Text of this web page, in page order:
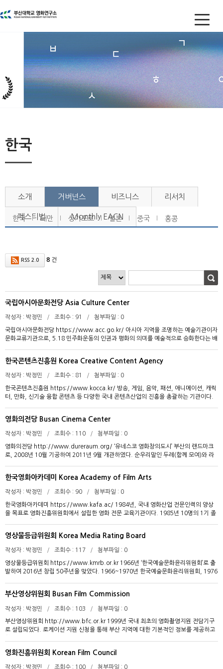
한국
소개 거버넌스
한국 대만 싱가포르 일본 중국 홍콩
비즈니스 리서치
페스티벌 Monthly EACN
RSS 2.0 8건
국립아시아문화전당 Asia Culture Center
작성자 박정민 조회수 91 첨부파일 0
국립아시아문화전당 https://www.acc.go.kr/ 아시아 지역을 조명하는 예술기관이자
문화교류기관으로, 5.18 민주화운동의 인권과 평화의 의미를 예술적으로 승화한다는 배
할은 아시아를 비롯, 전 세계 참여자들이 연구와 창작, 제작이라는 세 단계를 자유롭게
수행하는 통합 플랫폼으로서 기능하는 것이다. 민주평화교류원, 문화정보원, 문화창조
한 프로그램을 운영 중이다. 국립아시아문화전당은 아시아 문화에 대한 심층 연구, 아시
아 문화를 통한 새로운 창작소재 발굴 등을 수행하며 전 세계 예술가, 연구자, 엔지니어
창제작센터 활동은 아시아 문화와 예술의 융성, 아시아 각국의 상호 이해 등을 도모하는
국제교류 방식을 기반으로 한다. 이는 레지던시 프로그램인 ‘ACC-R’을 통해 구체화되어
새로운 결과물의 도출, 인적 교류, 국립아시아문화전당에서의 전시 및 공연, 전 세계적
상으로 하는 문화예술교육 프로그램도 활발히 진행 중이며 교육 프로그램은 아시아문화
예술체험, 아시아 특화교육, 인문강좌, 전시연계 교육 등 다양한 주제로 구성되어 있다.
아시아문화박물관아카이브는 아시아의 문화 다양성 발굴, 가치 확산을 위해 아시아 문화
관련 자료를 수집하고 아시아 문화를 연구하는 곳이다. 국립아시아문화전당이 기획·발굴
한 전문주제 자료와 기증 자료, 국립아시아문화전당의 활동기록 자료, 소장 도서와 연구
자료, 아시아 국가별 자료 등을 접할 수 있다.
한국콘텐츠진흥원 Korea Creative Content Agency
작성자 박정민 조회수 81 첨부파일 0
한국콘텐츠진흥원 https://www.kocca.kr/ 방송, 게임, 음악, 패션, 애니메이션, 캐릭
터, 만화, 신기술 융합 콘텐츠 등 다양한 국내 콘텐츠산업의 진흥을 총괄하는 기관이다.
국소프트웨어진흥원디지털콘텐츠사업단)을 통합하여 설립되었다. 현재 나주에 본원을
두고 있으며 글로벌게임허브센터(판교), DMS방송제작센터(상암), 스튜디오큐브(대전),
국, 일본, 인도네시아, 베트남 등 해외 여러 국가에서 국내 콘텐츠 기업의 현지 시장 개척
을 지원하는 해외비즈니스센터를 운영 중이다. 콘텐츠산업의 진흥을 목표로 콘텐츠기업
한다. 이를 위해 한국콘텐츠진흥원에서는 기업 맞춤형 제작지원, 기술기반 신산업분야
지원, 기관 경영·사업구조 혁신, K-콘텐츠 글로벌 진출지원, 융복합 미래인재 양성, 윤리·
인권경영 내재화, 스타트업 단계별 성장지원, 지역 주도 산업 생태계 조성, 안전·환경 수
는 12개의 전략과제를 수립하였다. 주요 지원사업으로는 문화기술연구개발, 메타버스
콘텐츠 IP 구축 연구개발, 저작권 보호 및 이용활성화 기술개발, 소프트웨어 저작권 연구
개발, 만화 해외 플랫폼 구축 및 운영 지원, 이야기 창작발전소, 방송영상콘텐츠 기획안
공모, 방송영상 콘텐츠 제작지원, OTT특화 콘텐츠 제작지원, 국산 애니메이션 제작지원
등이 있다.
영화의전당 Busan Cinema Center
작성자 박정민 조회수 110 첨부파일 0
영화의전당 http://www.dureraum.org/ ‘유네스코 영화창의도시’ 부산의 랜드마크
로, 2008년 10월 기공하여 2011년 9월 개관하였다. 순우리말인 두레(함께 모여)와 라
크를 영화상영관으로 등록하였다. 영화의전당 시설은 하늘연극장, 중극장, 소극장, 시네
마테크와 같이 공연장과 영화관 등이 위치한 ‘시네마운틴’, 영화도서관이 있는 ‘더블콘’,
에는 시민들이 자유롭게 오갈 수 있는 야외광장이 있으며, 야외광장과 야외극장은 영화
상영과 공연 및 행사를 진행하는 곳으로 매년 부산국제영화제의 개·폐막식이 개최되는
시민참여 확대, 고객·구성원 만족 경영을 추진목표로 대중영화 및 독립·예술영화를 비롯
한 다채로운 영화 상영의 플랫폼으로 기능한다. 뮤지컬, 연극, 음악회, 사진전과 같이 다
양한 공연·전시·행사를 개최하는 예술과의 만남의 장이기도 하다. 또한 영화·예술아카데
하고 있다. 영화도서관에서는 시네마테크부산의 역대 기획전 관련 자료, 부산국제영화제
역대 출품작 자료, 한국영상자료원 부산분원 자료 등 귀중한 영상자료와 문헌자료를 열
람할 수 있다.
한국영화아카데미 Korea Academy of Film Arts
작성자 박정민 조회수 90 첨부파일 0
한국영화아카데미 https://www.kafa.ac/ 1984년, 국내 영화산업 전문인력의 양상
을 목표로 영화진흥위원회에서 설립한 영화 전문 교육기관이다. 1985년 10명의 1기 졸
으로 제작 중심의 교육을 진행한다. 교육과정은 연출 전공, 촬영 전공, 애니메이션 전공,
프로듀싱 전공을 포함하는 정규과정, 사전제작과정, 극영화 제작과정과 애니메이션 제작
국내 영화인들에게 시장 가능성이 높은 외국 영화 시장을 소개하고, 다양한 국가 소속 영
화인들과의 교류 기회를 제공하면서 해외 시장으로의 진출 및 국가간 협업을 도모한다.
의 역량을 강화하는 교육프로그램을 운영하고 있다. KAFA+ 영화인교육프로그램에서는
예비 영화인 육성을 위한 신규 인력 육성 교육 프로그램, 산업 동향 교육 프로그램, 타 직
무에 대한 이해와 직무 전문성을 높이는 직무별 교육 프로그램, 실무 중심 역량 강화를 도
한다. 한국영화아카데미 홈페이지에서 관련 강좌를 직접 신청할 수 있다.
영상물등급위원회 Korea Media Rating Board
작성자 박정민 조회수 117 첨부파일 0
영상물등급위원회 https://www.kmrb.or.kr 1966년 ‘한국예술문화윤리위원회’로 출
발하여 2016년 창립 50주년을 맞았다. 1966~1970년 한국예술문화윤리위원회, 1976
970년 극영화 시나리오의 사전심의, 1979년 영화심의, 1981년 비디오물 심의 수정, 1
986년 외국영화 수입심의 및 예고편·광고영화 심의 활동에 이어 2009년 ‘영화 및 비디오
등급분류 기준 구체화, 비디오물 제한관람가 등급 신설 등을 진행하였다. 영상물등급위
원회는 ‘영화 및 비디오물의 진흥에 관한 법률 제71조’를 설립 근거로 하며 설립 목적은
디오물, 광고물, 공연추천) 개최를 통해 수행하는 영상물 등급분류 및 공연물 추천업무,
영상물 사후관리, 등급분류 조사·연구, 등급분류 제도 교육 및 홍보, 정보화를 통한 고객
부산영상위원회 Busan Film Commission
작성자 박정민 조회수 103 첨부파일 0
부산영상위원회 http://www.bfc.or.kr 1999년 국내 최초의 영화촬영지원 전담기구
로 설립되었다. 로케이션 지원 신청을 통해 부산 지역에 대한 기본적인 정보를 제공하고
안 영화 25편, 기타 영상물 113편을 촬영을 지원하였다. 부산영상위원회의 로케이션 검
색 페이지에서는 시설의 성격에 따라 분류된 로케이션, 다양한 각도에서 촬영된 시설 이
영화진흥위원회 Korean Film Council
작성자 박정민 조회수 100 첨부파일 0